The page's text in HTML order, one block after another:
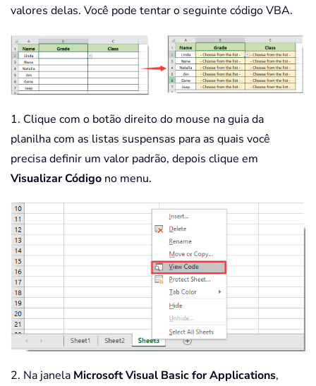
valores delas. Você pode tentar o seguinte código VBA.
1. Clique com o botão direito do mouse na guia da
planilha com as listas suspensas para as quais você
precisa definir um valor padrão, depois clique em
Visualizar Código no menu.
2. Na janela Microsoft Visual Basic for Applications,